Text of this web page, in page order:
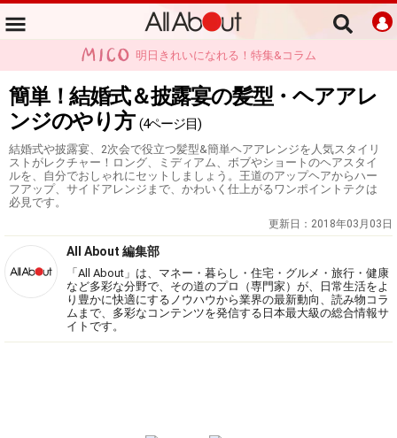
明日きれいになれる！特集&コラム
簡単！結婚式＆披露宴の髪型・ヘアアレ
ンジのやり方 (4ページ目)
結婚式や披露宴、2次会で役立つ髪型&簡単ヘアアレンジを人気スタイリ
ストがレクチャー！ロング、ミディアム、ボブやショートのヘアスタイ
ルを、自分でおしゃれにセットしましょう。王道のアップヘアからハー
フアップ、サイドアレンジまで、かわいく仕上がるワンポイントテクは
必見です。
更新日： 2018年03月03日
All About 編集部
「All About」は、マネー・暮らし・住宅・グルメ・旅行・健康
など多彩な分野で、その道のプロ（専門家）が、日常生活をよ
り豊かに快適にするノウハウから業界の最新動向、読み物コラ
ムまで、多彩なコンテンツを発信する日本最大級の総合情報サ
イトです。